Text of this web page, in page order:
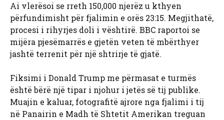
Ai vlerësoi se rreth 150,000 njerëz u kthyen
përfundimisht për fjalimin e orës 23:15. Megjithatë,
procesi i rihyrjes doli i vështirë. BBC raportoi se
mijëra pjesëmarrës e gjetën veten të mbërthyer
jashtë terrenit për një shtrirje të gjatë.
Fiksimi i Donald Trump me përmasat e turmës
është bërë një tipar i njohur i jetës së tij publike.
Muajin e kaluar, fotografitë ajrore nga fjalimi i tij
në Panairin e Madh të Shtetit Amerikan treguan